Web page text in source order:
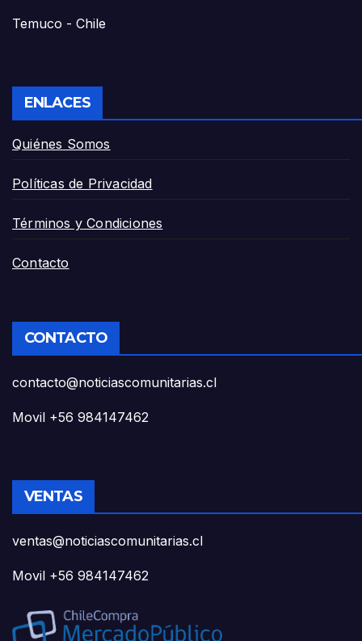
Temuco - Chile
ENLACES
Quiénes Somos
Políticas de Privacidad
Términos y Condiciones
Contacto
CONTACTO
contacto@noticiascomunitarias.cl
Movil +56 984147462
VENTAS
ventas@noticiascomunitarias.cl
Movil +56 984147462